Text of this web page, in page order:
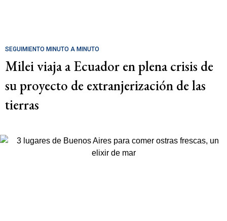
SEGUIMIENTO MINUTO A MINUTO
Milei viaja a Ecuador en plena crisis de
su proyecto de extranjerización de las
tierras